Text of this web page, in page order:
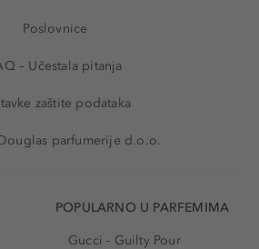
Poslovnice
– Učestala pitanja
zaštite podataka
parfumerije d.o.o.
POPULARNO U PARFEMIMA
Gucci - Guilty Pour